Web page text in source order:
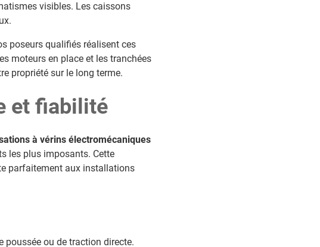
visibles. Les caissons
poseurs qualifiés réalisent ces
moteurs en place et les tranchées
propriété sur le long terme.
et fiabilité
à vérins électromécaniques
les plus imposants. Cette
parfaitement aux installations
poussée ou de traction directe.